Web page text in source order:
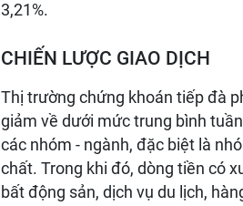
3,21%.
CHIẾN LƯỢC GIAO DỊCH
Thị trường chứng khoán tiếp đà
giảm về dưới mức trung bình
các nhóm - ngành, đặc biệt là
chất. Trong khi đó, dòng tiền có
bất động sản, dịch vụ du lịch,